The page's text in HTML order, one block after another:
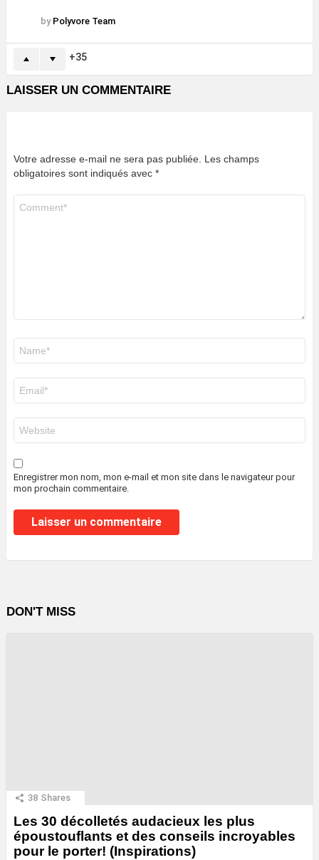
by Polyvore Team
35
LAISSER UN COMMENTAIRE
Votre adresse e-mail ne sera pas publiée. Les champs
obligatoires sont indiqués avec *
mail
*
web
Enregistrer mon nom, mon e-mail et mon site dans le navigateur pour
mon prochain commentaire.
DON'T MISS
38 Shares
Les 30 décolletés audacieux les plus
époustouflants et des conseils incroyables
pour le porter! (Inspirations)